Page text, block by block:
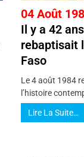
04 Août
Il y a 42
rebaptisait
Faso
Le 4 août 1984
l’histoire
Lire La Suite…